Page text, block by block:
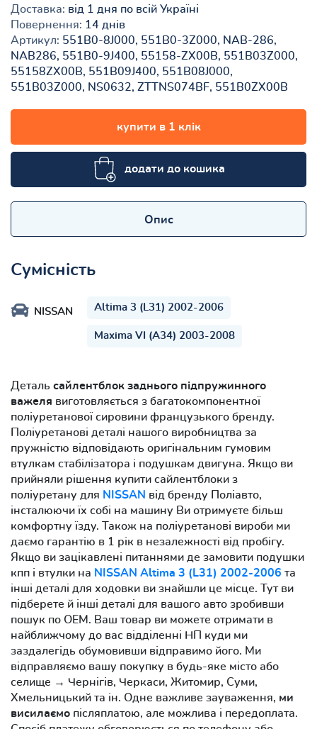
Доставка: від 1 дня по всій Україні
Повернення: 14 днів
Артикул: 551B0-8J000, 551B0-3Z000, NAB-286,
NAB286, 551B0-9J400, 55158-ZX00B, 551B03Z000,
55158ZX00B, 551B09J400, 551B08J000,
551B03Z000, NS0632, ZTTNS074BF, 551B0ZX00B
купити в 1 клік
додати до кошика
Опис
Сумісність
NISSAN Altima 3 (L31) 2002-2006
Maxima VI (A34) 2003-2008
Деталь сайлентблок заднього підпружинного
важеля виготовляється з багатокомпонентної
поліуретанової сировини французького бренду.
Поліуретанові деталі нашого виробництва за
пружністю відповідають оригінальним гумовим
втулкам стабілізатора і подушкам двигуна. Якщо ви
прийняли рішення купити сайлентблоки з
поліуретану для NISSAN від бренду Поліавто,
інсталюючи їх собі на машину Ви отримуєте більш
комфортну їзду. Також на поліуретанові вироби ми
даємо гарантію в 1 рік в незалежності від пробігу.
Якщо ви зацікавлені питаннями де замовити подушки
кпп і втулки на NISSAN Altima 3 (L31) 2002-2006 та
інші деталі для ходовки ви знайшли це місце. Тут ви
підберете й інші деталі для вашого авто зробивши
пошук по OEM. Ваш товар ви можете отримати в
найближчому до вас відділенні НП куди ми
заздалегідь обумовивши відправимо його. Ми
відправляємо вашу покупку в будь-яке місто або
селище → Чернігів, Черкаси, Житомир, Суми,
Хмельницький та ін. Одне важливе зауваження, ми
висилаємо післяплатою, але можлива і передоплата.